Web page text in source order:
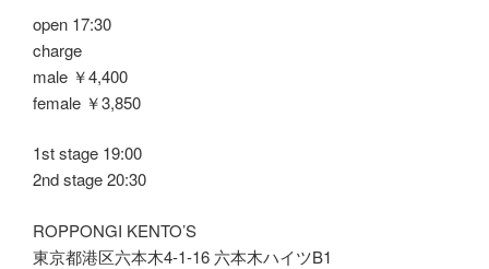
open 17:30
charge
male ￥4,400
female ￥3,850
1st stage 19:00
2nd stage 20:30
ROPPONGI KENTO’S
東京都港区六本木4-1-16 六本木ハイツB1